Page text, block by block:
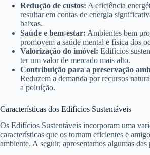
Redução de custos: A eficiência
resultar em contas de energia
baixas.
Saúde e bem-estar: Ambientes bem
promovem a saúde mental e física dos
Valorização do imóvel: Edifícios
ter um valor de mercado mais alto.
Contribuição para a preservação
Reduzem a demanda por recursos
a poluição.
Características dos Edifícios Sustentáveis
Os Edifícios Sustentáveis incorporam uma
características que os tornam eficientes e
ambiente. A seguir, apresentamos algumas